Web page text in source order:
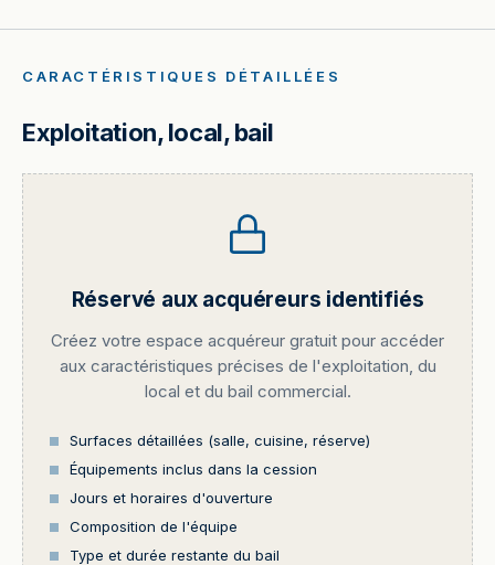
CARACTÉRISTIQUES DÉTAILLÉES
Exploitation, local, bail
Réservé aux acquéreurs identifiés
Créez votre espace acquéreur gratuit pour accéder
aux caractéristiques précises de l'exploitation, du
local et du bail commercial.
Surfaces détaillées (salle, cuisine, réserve)
Équipements inclus dans la cession
Jours et horaires d'ouverture
Composition de l'équipe
Type et durée restante du bail